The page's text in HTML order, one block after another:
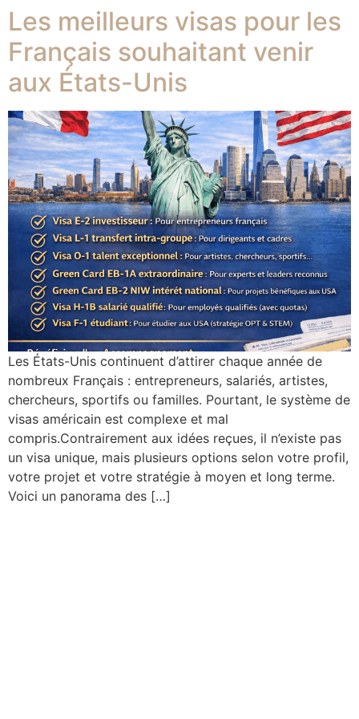
Les meilleurs visas pour les
Français souhaitant venir
aux États-Unis
Les États-Unis continuent d’attirer chaque année de
nombreux Français : entrepreneurs, salariés, artistes,
chercheurs, sportifs ou familles. Pourtant, le système de
visas américain est complexe et mal
compris.Contrairement aux idées reçues, il n’existe pas
un visa unique, mais plusieurs options selon votre profil,
votre projet et votre stratégie à moyen et long terme.
Voici un panorama des […]